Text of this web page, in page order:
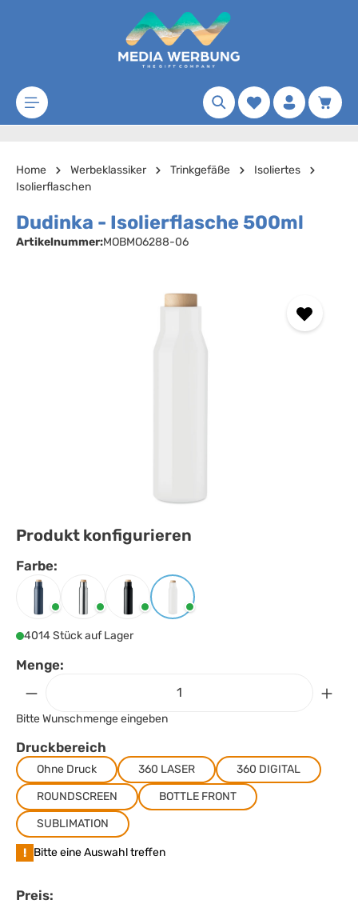
Zum Hauptinhalt springen
Merkzettel
Home Werbeklassiker Trinkgefäße
Isoliertes
Isolierflaschen
Dudinka - Isolierflasche 500ml
Artikelnummer:MOBMO6288-06
Produkt konfigurieren
Farbe:
Farbe auswählen
MarineblauMattsilber Schwarz Weiss
4014 Stück auf Lager
Menge:
Bitte Wunschmenge eingeben
Druckbereich
Ohne Druck 360 LASER
360 DIGITAL
ROUNDSCREEN
BOTTLE FRONT
SUBLIMATION
! Bitte eine Auswahl treffen
Preis: